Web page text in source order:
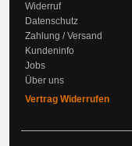
Widerruf
Datenschutz
Zahlung / Versand
Kundeninfo
Jobs
Über uns
Vertrag Widerrufen